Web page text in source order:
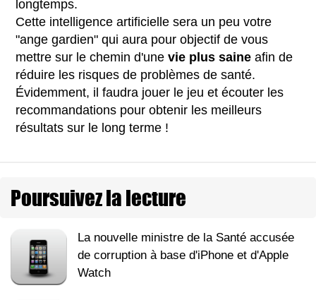
longtemps.
Cette intelligence artificielle sera un peu votre
"ange gardien" qui aura pour objectif de vous
mettre sur le chemin d'une vie plus saine afin de
réduire les risques de problèmes de santé.
Évidemment, il faudra jouer le jeu et écouter les
recommandations pour obtenir les meilleurs
résultats sur le long terme !
Poursuivez la lecture
La nouvelle ministre de la Santé accusée
de corruption à base d'iPhone et d'Apple
Watch